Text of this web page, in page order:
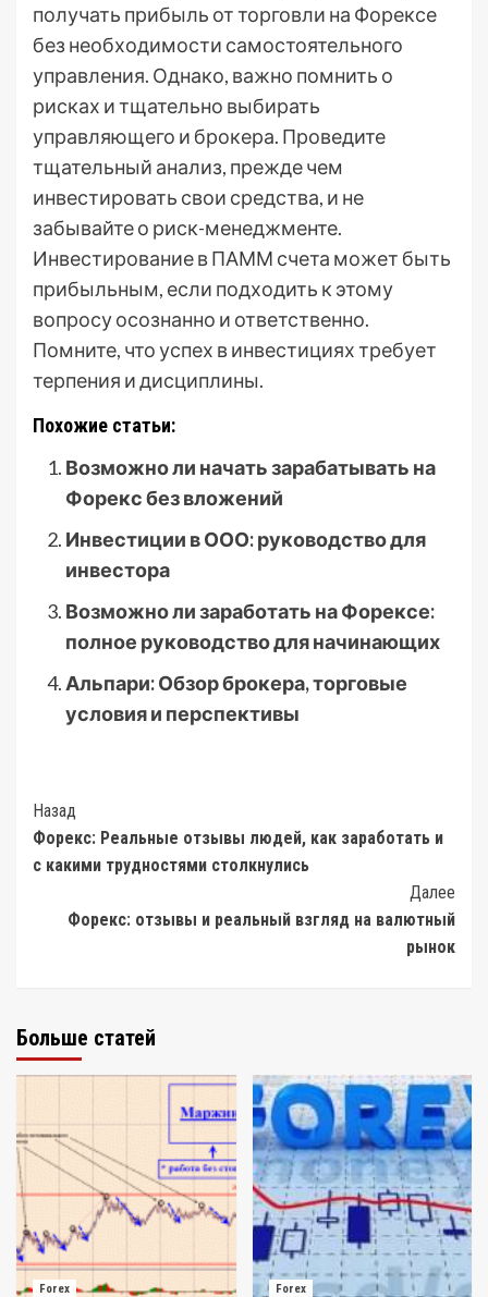
получать прибыль от торговли на Форексе
без необходимости самостоятельного
управления. Однако, важно помнить о
рисках и тщательно выбирать
управляющего и брокера. Проведите
тщательный анализ, прежде чем
инвестировать свои средства, и не
забывайте о риск-менеджменте.
Инвестирование в ПАММ счета может быть
прибыльным, если подходить к этому
вопросу осознанно и ответственно.
Помните, что успех в инвестициях требует
терпения и дисциплины.
Похожие статьи:
Возможно ли начать зарабатывать на
Форекс без вложений
Инвестиции в ООО: руководство для
инвестора
Возможно ли заработать на Форексе:
полное руководство для начинающих
Альпари: Обзор брокера, торговые
условия и перспективы
Post
Navigation
Назад
Форекс: Реальные отзывы людей, как заработать и
с какими трудностями столкнулись
Далее
Форекс: отзывы и реальный взгляд на валютный
рынок
Больше статей
Forex Forex